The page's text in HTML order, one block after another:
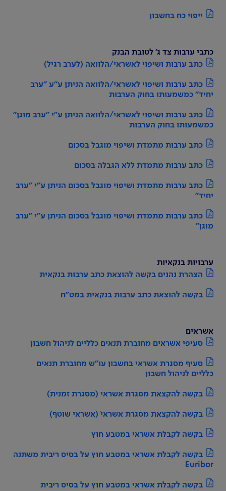
ייפוי כח בחשבון
כתבי ערבות צד ג' לטובת הבנק
כתב ערבות ושיפוי לאשראי/הלוואה (לערב רגיל)
כתב ערבות ושיפוי לאשראי/הלוואה הניתן ע"ע "ערב
יחיד" כמשמעותו בחוק הערבות
כתב ערבות ושיפוי לאשראי/הלוואה הניתן ע"י "ערב מוגן"
כמשמעותו בחוק הערבות
כתב ערבות מתמדת ושיפוי מוגבל בסכום
כתב ערבות מתמדת ללא הגבלה בסכום
כתב ערבות מתמדת ושיפוי מוגבל בסכום הניתן ע"י "ערב
יחיד"
כתב ערבות מתמדת ושיפוי מוגבל בסכום הניתן ע"י "ערב
מוגן"
ערבויות בנקאיות
הצהרת נהנים בקשה להוצאת כתב ערבות בנקאית
בקשה להוצאת כתב ערבות בנקאית במט"ח
אשראים
סעיפי אשראים מחוברת תנאים כלליים לניהול חשבון
סעיף מסגרת אשראי בחשבון עו"ש מחוברת תנאים
כלליים לניהול חשבון
בקשה להקצאת מסגרת אשראי (מסגרת זמנית)
בקשה להקצאת מסגרת אשראי ׁ(אשראי שוטף)
בקשה לקבלת אשראי במטבע חוץ
בקשה לקבלת אשראי במטבע חוץ על בסיס ריבית משתנה
Euribor
בקשה לקבלת אשראי במטבע חוץ על בסיס ריבית